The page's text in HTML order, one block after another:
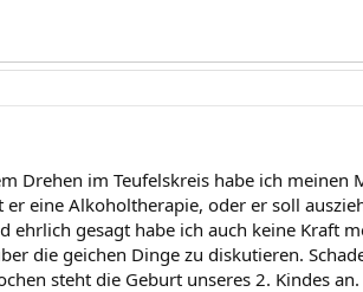
Drehen im Teufelskreis habe ich
eine Alkoholtherapie, oder er soll
ehrlich gesagt habe ich auch keine Kraft
die geichen Dinge zu diskutieren.
steht die Geburt unseres 2. Kindes